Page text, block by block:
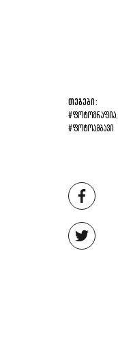
ᲗᲔᲒᲔᲑᲘ:
#ᲤᲝᲢᲝᲒᲠᲐᲤᲘᲐ,
#ᲤᲝᲢᲝᲐᲛᲑᲐᲕᲘ